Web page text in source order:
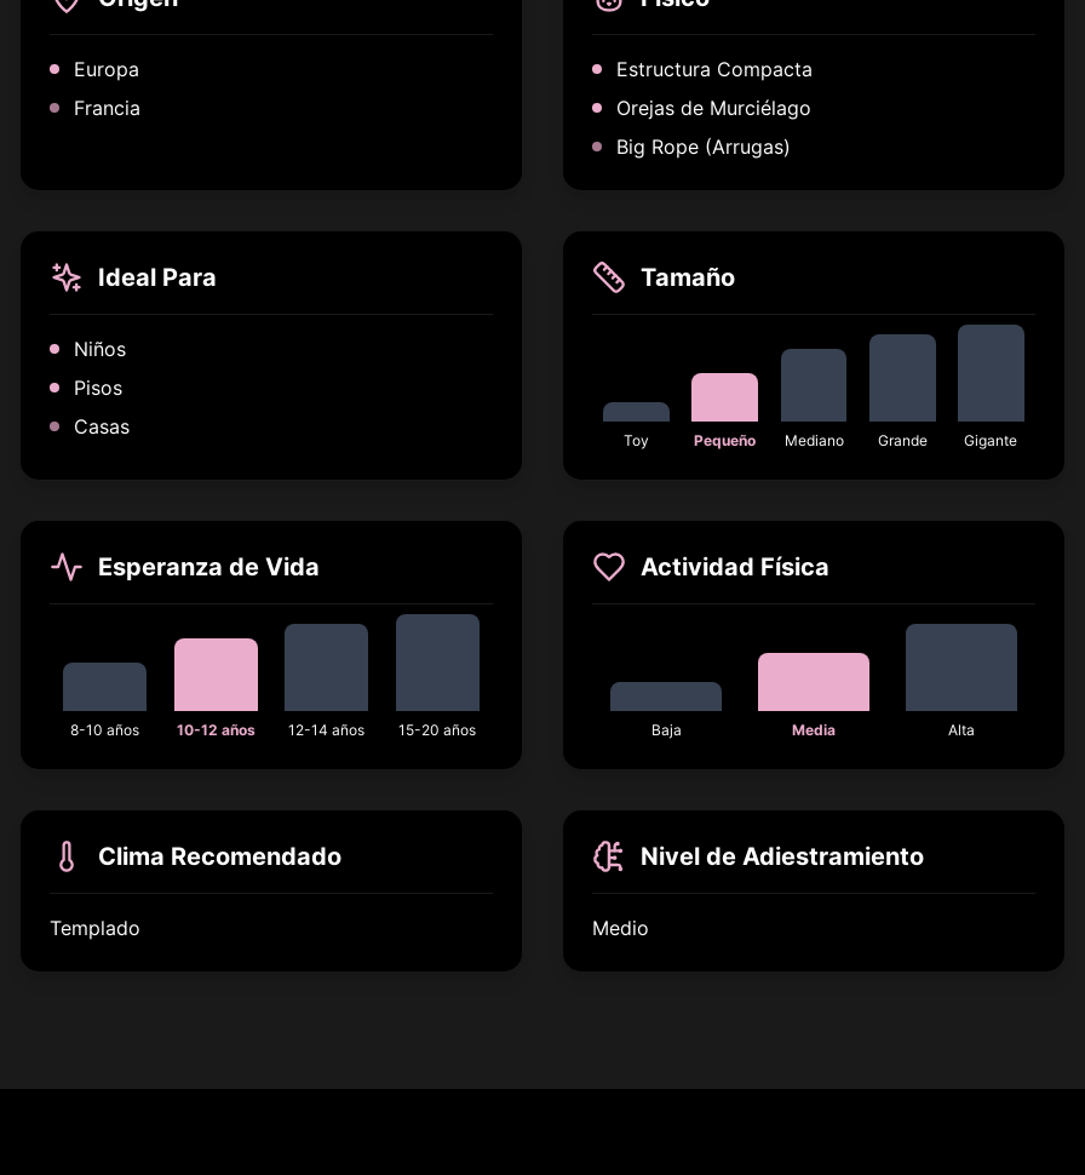
Europa
Francia
Estructura Compacta
Orejas de Murciélago
Big Rope (Arrugas)
Ideal Para
Niños
Pisos
Casas
Tamaño
Toy Pequeño Mediano Grande Gigante
Esperanza de Vida
8-10 años 10-12 años 12-14 años 15-20 años
Actividad Física
Baja Media Alta
Clima Recomendado
Templado
Nivel de Adiestramiento
Medio